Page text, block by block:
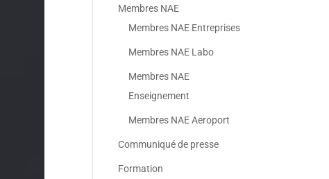
Membres NAE
Membres NAE Entreprises
Membres NAE Labo
Membres NAE
Enseignement
Membres NAE Aeroport
Communiqué de presse
Formation